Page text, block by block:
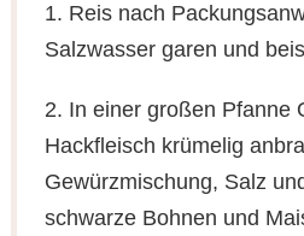
1. Reis nach
Salzwasser garen und
2. In einer großen Pfanne
Hackfleisch krümelig
Gewürzmischung, Salz
schwarze Bohnen und